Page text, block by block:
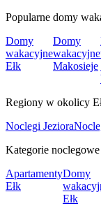
Popularne domy
Domy
wakacyjne
Ełk
Domy
wakacyjne
Makosieje
Regiony w okolicy
Noclegi Jeziora
Kategorie noclegowe
Apartamenty
Ełk
Domy
Ełk